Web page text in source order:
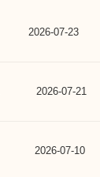
2026-07-23
2026-07-21
2026-07-10